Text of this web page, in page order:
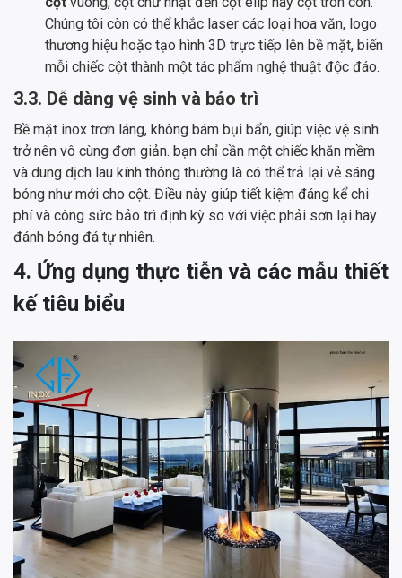
Chúng tôi còn có thể khắc laser các loại hoa văn, logo
thương hiệu hoặc tạo hình 3D trực tiếp lên bề mặt, biến
mỗi chiếc cột thành một tác phẩm nghệ thuật độc đáo.
3.3. Dễ dàng vệ sinh và bảo trì
Bề mặt inox trơn láng, không bám bụi bẩn, giúp việc vệ sinh
trở nên vô cùng đơn giản. bạn chỉ cần một chiếc khăn mềm
và dung dịch lau kính thông thường là có thể trả lại vẻ sáng
bóng như mới cho cột. Điều này giúp tiết kiệm đáng kể chi
phí và công sức bảo trì định kỳ so với việc phải sơn lại hay
đánh bóng đá tự nhiên.
4. Ứng dụng thực tiễn và các mẫu thiết
kế tiêu biểu